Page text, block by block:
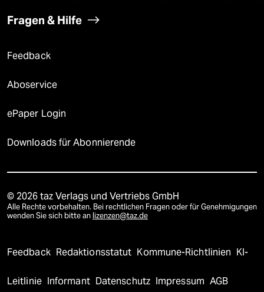
Fragen & Hilfe
Feedback
Aboservice
ePaper Login
Downloads für Abonnierende
© 2026 taz Verlags und Vertriebs GmbH
Alle Rechte vorbehalten. Bei rechtlichen Fragen oder für Genehmigungen
wenden Sie sich bitte an lizenzen@taz.de
Feedback Redaktionsstatut Kommune-Richtlinien KI-
Leitlinie Informant Datenschutz Impressum AGB